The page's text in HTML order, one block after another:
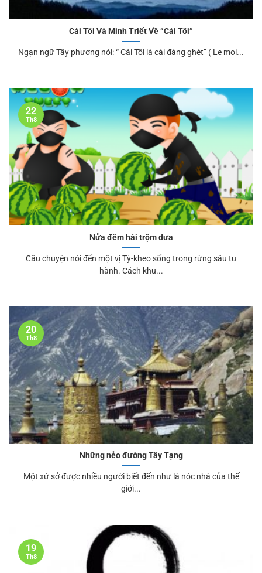
Cái Tôi Và Minh Triết Về “Cái Tôi”
Ngạn ngữ Tây phương nói: “ Cái Tôi là cái đáng ghét” ( Le moi...
Nửa đêm hái trộm dưa
Câu chuyện nói đến một vị Tỳ-kheo sống trong rừng sâu tu
hành. Cách khu...
22
Th8
Những nẻo đường Tây Tạng
Một xứ sở được nhiều người biết đến như là nóc nhà của thế
giới...
20
Th8
19
Th8